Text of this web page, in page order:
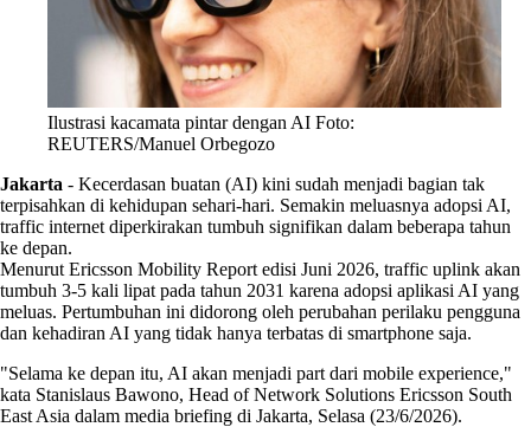
Ilustrasi kacamata pintar dengan AI Foto:
REUTERS/Manuel Orbegozo
Jakarta - Kecerdasan buatan (AI) kini sudah menjadi bagian tak
terpisahkan di kehidupan sehari-hari. Semakin meluasnya adopsi AI,
traffic internet diperkirakan tumbuh signifikan dalam beberapa tahun
ke depan.
Menurut Ericsson Mobility Report edisi Juni 2026, traffic uplink akan
tumbuh 3-5 kali lipat pada tahun 2031 karena adopsi aplikasi AI yang
meluas. Pertumbuhan ini didorong oleh perubahan perilaku pengguna
dan kehadiran AI yang tidak hanya terbatas di smartphone saja.
"Selama ke depan itu, AI akan menjadi part dari mobile experience,"
kata Stanislaus Bawono, Head of Network Solutions Ericsson South
East Asia dalam media briefing di Jakarta, Selasa (23/6/2026).